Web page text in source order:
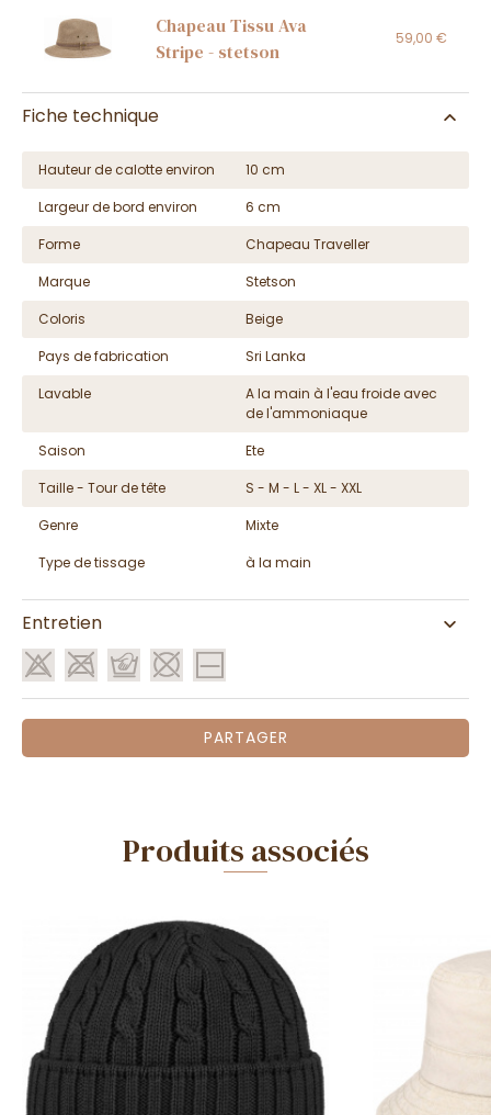
Chapeau Tissu Ava
Stripe - stetson
59,00 €
Fiche technique
Hauteur de calotte environ
10 cm
Largeur de bord environ
6 cm
Forme
Chapeau Traveller
Marque
Stetson
Coloris
Beige
Pays de fabrication
Sri Lanka
Lavable
A la main à l'eau froide avec
de l'ammoniaque
Saison
Ete
Taille - Tour de tête
S - M - L - XL - XXL
Genre
Mixte
Type de tissage
à la main
Entretien
PARTAGER
Produits associés